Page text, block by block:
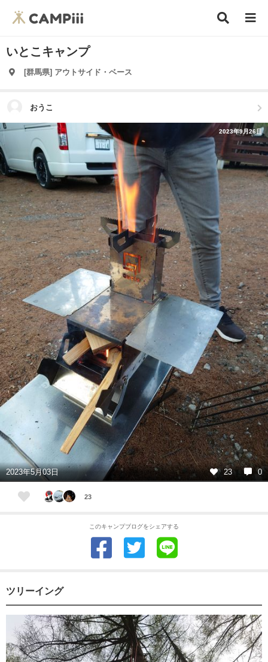
いとこキャンプ
[群馬県] アウトサイド・ベース
おうこ
2023年9月26日
2023年5月03日 23 0
23
このキャンプブログをシェアする
ツリーイング